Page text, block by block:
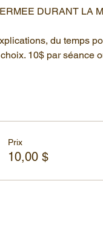
DURANT LA
du temps
10$ par séance
Prix
10,00 $